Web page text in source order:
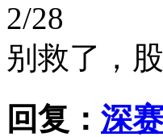
2/28
别救了，
回复： 深